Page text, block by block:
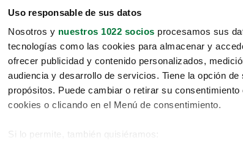
Uso responsable de sus datos
Nosotros y nuestros 1022 socios procesamos sus
tecnologías como las cookies para almacenar y
ofrecer publicidad y contenido personalizados,
audiencia y desarrollo de servicios. Tiene la opción
propósitos. Puede cambiar o retirar su
cookies o clicando en el Menú de consentimiento.
Si lo permite, también quisiéramos: